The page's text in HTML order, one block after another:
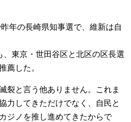
年の長崎県知事選で、維新は自
東京・世田谷区と北区の区長選
薦した。
裂と言う他ありません。これま
力してきただけでなく、自民と
ジノを推し進めてきたからで